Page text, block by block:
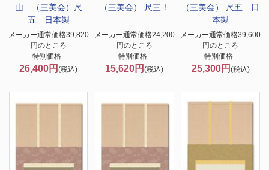
山 （三美会）尺
五 日本製
メーカー通常価格39,820
円のところ
特別価格
26,400円(税込)
（三美会） 尺三！
メーカー通常価格24,200
円のところ
特別価格
15,620円(税込)
（三美会） 尺五 日
本製
メーカー通常価格39,600
円のところ
特別価格
25,300円 (税込)